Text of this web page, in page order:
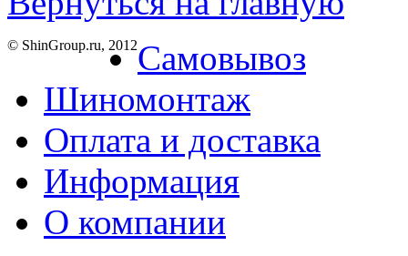
© ShinGroup.ru, 2012Самовывоз
Шиномонтаж
Оплата и доставка
Информация
О компании